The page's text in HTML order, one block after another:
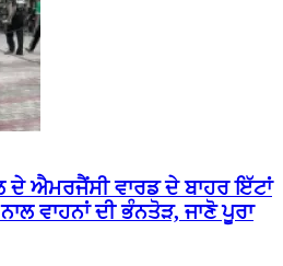
ਦੇ ਐਮਰਜੈਂਸੀ ਵਾਰਡ ਦੇ ਬਾਹਰ ਇੱਟਾਂ
ਵਾਹਨਾਂ ਦੀ ਭੰਨਤੋੜ, ਜਾਣੋ ਪੂਰਾ